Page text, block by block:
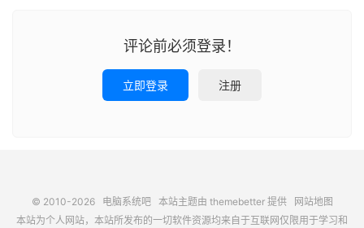
评论前必须登录！
立即登录 注册
© 2010-2026 电脑系统吧本站主题由 themebetter提供
网站地图
本站为个人网站，本站所发布的一切软件资源均来自于互联网仅限用于学习和